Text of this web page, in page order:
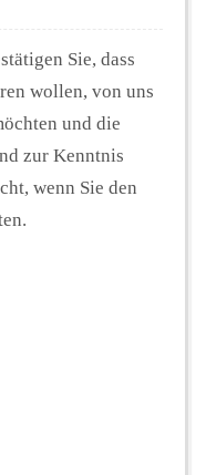
Sie, dass
wollen, von uns
und die
zur Kenntnis
wenn Sie den